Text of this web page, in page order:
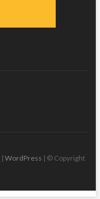
| WordPress | © Copyright